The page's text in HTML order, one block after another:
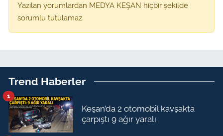
Yazılan yorumlardan MEDYA KEŞAN hiçbir şekilde
sorumlu tutulamaz.
Trend Haberler
Keşan’da 2 otomobil kavşakta
çarpıştı 9 ağır yaralı
1